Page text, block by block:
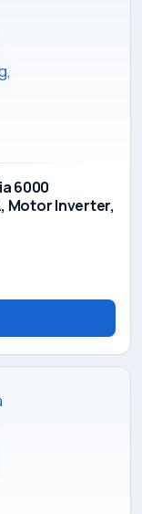
6000
Motor Inverter,